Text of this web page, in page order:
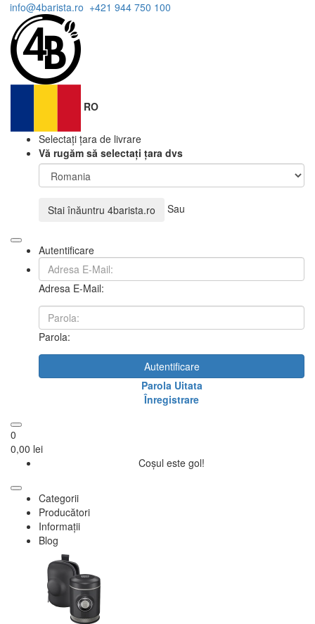
info@4barista.ro +421 944 750 100
RO
Selectați țara de livrare
Vă rugăm să selectați țara dvs
Stai înăuntru 4barista.ro Sau
Autentificare
Adresa E-Mail:
Parola:
Autentificare
Parola Uitata
Înregistrare
0
0,00 lei
Coșul este gol!
Categorii
Producători
Informații
Blog